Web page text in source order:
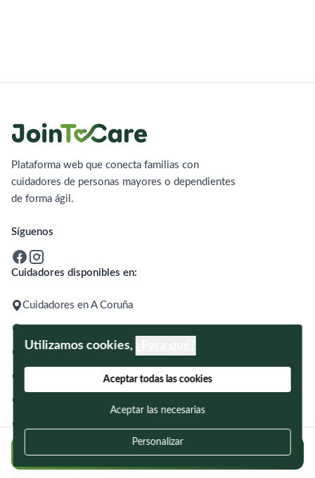
Regístrate gratis y encuentra cuidadores
Utilizamos cookies,
Aceptar todas las cookies
Aceptar las necesarias
Personalizar
Plataforma web que conecta familias con
cuidadores de personas mayores o dependientes
de forma ágil.
Síguenos
Cuidadores disponibles en:
Cuidadores en A Coruña
Cuidadores en Barcelona
Cuidadores en Bilbao
Cuidadores en Murcia